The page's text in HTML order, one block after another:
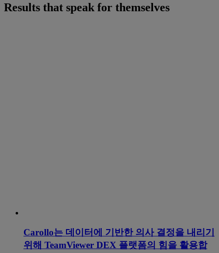
Results that speak for themselves
Carollo는 데이터에 기반한 의사 결정을 내리기
위해 TeamViewer DEX 플랫폼의 힘을 활용합